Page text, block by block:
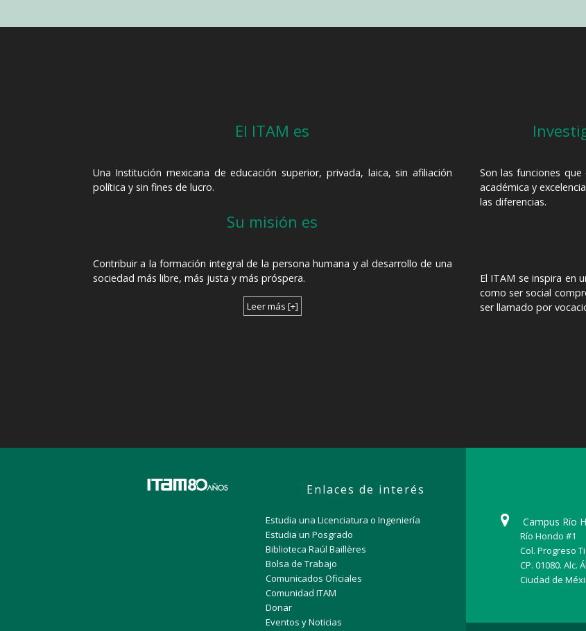
El ITAM es
Una Institución mexicana de educación superior, privada, laica, sin afiliación
política y sin fines de lucro.
Su misión es
Contribuir a la formación integral de la persona humana y al desarrollo de una
sociedad más libre, más justa y más próspera.
Leer más [+]
Son las funciones
académica y
las diferencias.
El ITAM se inspira en
como ser social
ser llamado por
Enlaces de interés
Estudia una Licenciatura o Ingeniería
Estudia un Posgrado
Biblioteca Raúl Baillères
Bolsa de Trabajo
Comunicados Oficiales
Comunidad ITAM
Donar
Eventos y Noticias
Campus Río
Río Hondo #1
Col. Progreso
CP. 01080. Alc.
Ciudad de